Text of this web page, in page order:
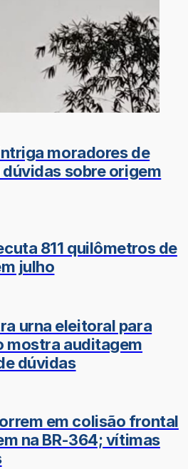
moradores de
sobre origem
811 quilômetros de
julho
urna eleitoral para
mostra auditagem
dúvidas
em colisão frontal
na BR-364; vítimas